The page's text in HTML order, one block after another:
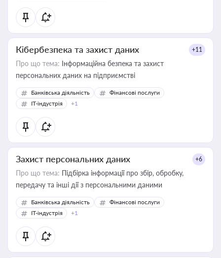
Кібербезпека та захист даних +11
Про що тема: Інформаційна безпека та захист
персональних даних на підприємстві
Банківська діяльність
Фінансові послуги
IT-індустрія
+1
Захист персональних даних +6
Про що тема: Підбірка інформації про збір, обробку,
передачу та інші дії з персональними даними
Банківська діяльність
Фінансові послуги
IT-індустрія
+1